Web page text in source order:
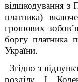
відшкодування з
платника)
грошових
боргу платника
України.
Згідно з
розділу І